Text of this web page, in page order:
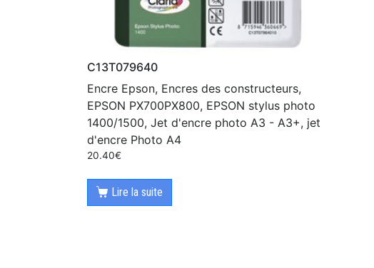
C13T079640
Encre Epson, Encres des constructeurs,
EPSON PX700PX800, EPSON stylus photo
1400/1500, Jet d'encre photo A3 - A3+, jet
d'encre Photo A4
20.40€
Lire la suite